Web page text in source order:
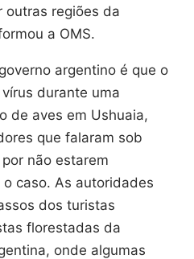
outras regiões da
a OMS.
argentino é que o
durante uma
de aves em Ushuaia,
que falaram sob
não estarem
caso. As autoridades
dos turistas
florestadas da
onde algumas